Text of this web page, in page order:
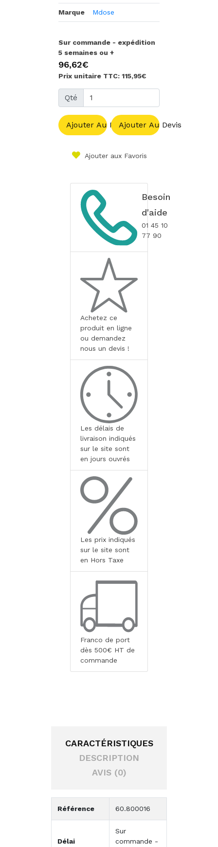
Marque Mdose
Sur commande - expédition
5 semaines ou +
96,62€
Prix unitaire TTC: 115,95€
Qté
Ajouter Au PanierAjouter Au Devis
Ajouter aux Favoris
Besoin
d'aide
01 45 10
77 90
Achetez ce
produit en ligne
ou demandez
nous un devis !
Les délais de
livraison indiqués
sur le site sont
en jours ouvrés
Les prix indiqués
sur le site sont
en Hors Taxe
Franco de port
dès 500€ HT de
commande
CARACTÉRISTIQUES
DESCRIPTION
AVIS (0)
Référence 60.800016
Délai
Sur
commande -